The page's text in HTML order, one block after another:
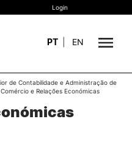
Login
PT EN
de Contabilidade e Administração de
e Relações Económicas